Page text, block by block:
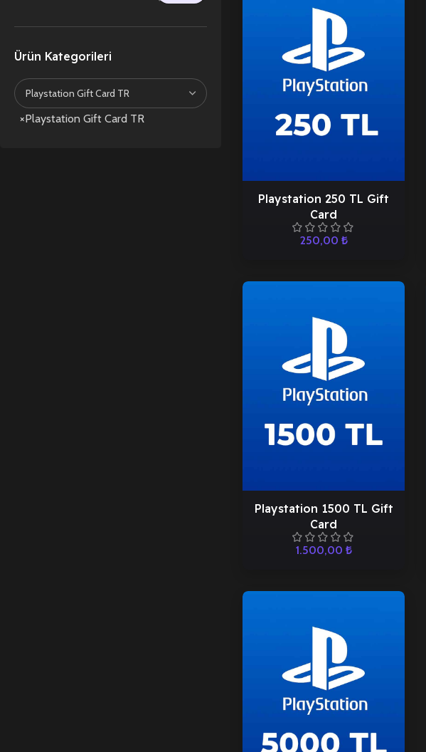
Ürün Kategorileri
×Playstation Gift Card TR
Playstation 250 TL Gift
Card
250,00 ₺
Playstation 1500 TL Gift
Card
1.500,00 ₺